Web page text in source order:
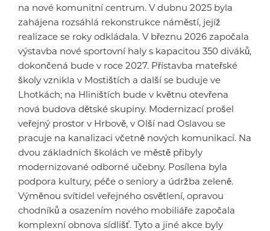
na nové komunitní centrum. V dubnu 2025 byla
zahájena rozsáhlá rekonstrukce náměstí, jejíž
realizace se roky odkládala. V březnu 2026 započala
výstavba nové sportovní haly s kapacitou 350 diváků,
dokončená bude v roce 2027. Přístavba mateřské
školy vznikla v Mostištích a další se buduje ve
Lhotkách; na Hliništích bude v květnu otevřena
nová budova dětské skupiny. Modernizací prošel
veřejný prostor v Hrbově, v Olší nad Oslavou se
pracuje na kanalizaci včetně nových komunikací. Na
dvou základních školách ve městě přibyly
modernizované odborné učebny. Posílena byla
podpora kultury, péče o seniory a údržba zeleně.
Výměnou svítidel veřejného osvětlení, opravou
chodníků a osazením nového mobiliáře započala
komplexní obnova sídlišť. Tyto a jiné akce byly